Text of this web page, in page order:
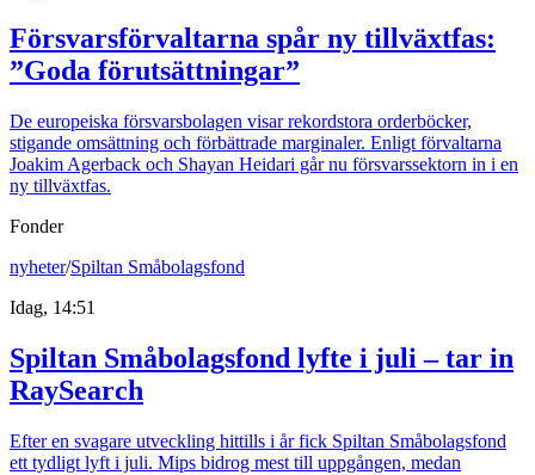
Försvarsförvaltarna spår ny tillväxtfas:
”Goda förutsättningar”
De europeiska försvarsbolagen visar rekordstora orderböcker,
stigande omsättning och förbättrade marginaler. Enligt förvaltarna
Joakim Agerback och Shayan Heidari går nu försvarssektorn in i en
ny tillväxtfas.
Fonder
nyheter/Spiltan Småbolagsfond
Idag, 14:51
Spiltan Småbolagsfond lyfte i juli – tar in
RaySearch
Efter en svagare utveckling hittills i år fick Spiltan Småbolagsfond
ett tydligt lyft i juli. Mips bidrog mest till uppgången, medan